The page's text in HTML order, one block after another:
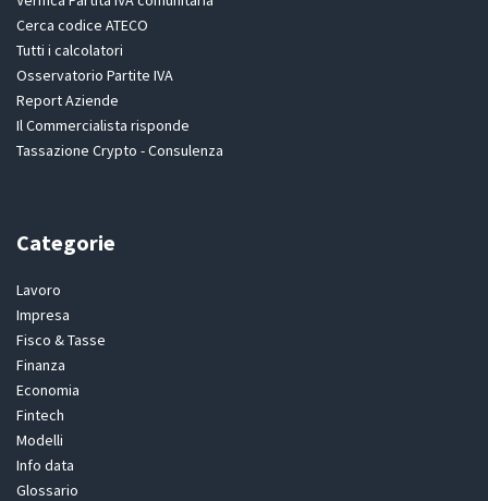
Cerca codice ATECO
Tutti i calcolatori
Osservatorio Partite IVA
Report Aziende
Il Commercialista risponde
Tassazione Crypto - Consulenza
Categorie
Lavoro
Impresa
Fisco & Tasse
Finanza
Economia
Fintech
Modelli
Info data
Glossario